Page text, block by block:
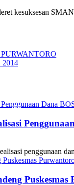
kesuksesan
penggunaan